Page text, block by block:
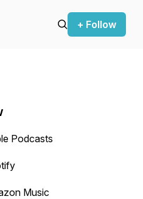
+ Follow
Podcasts
Music